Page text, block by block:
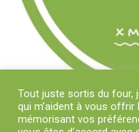
Tout juste sortis du four,
qui m’aident à vous offrir
mémorisant vos